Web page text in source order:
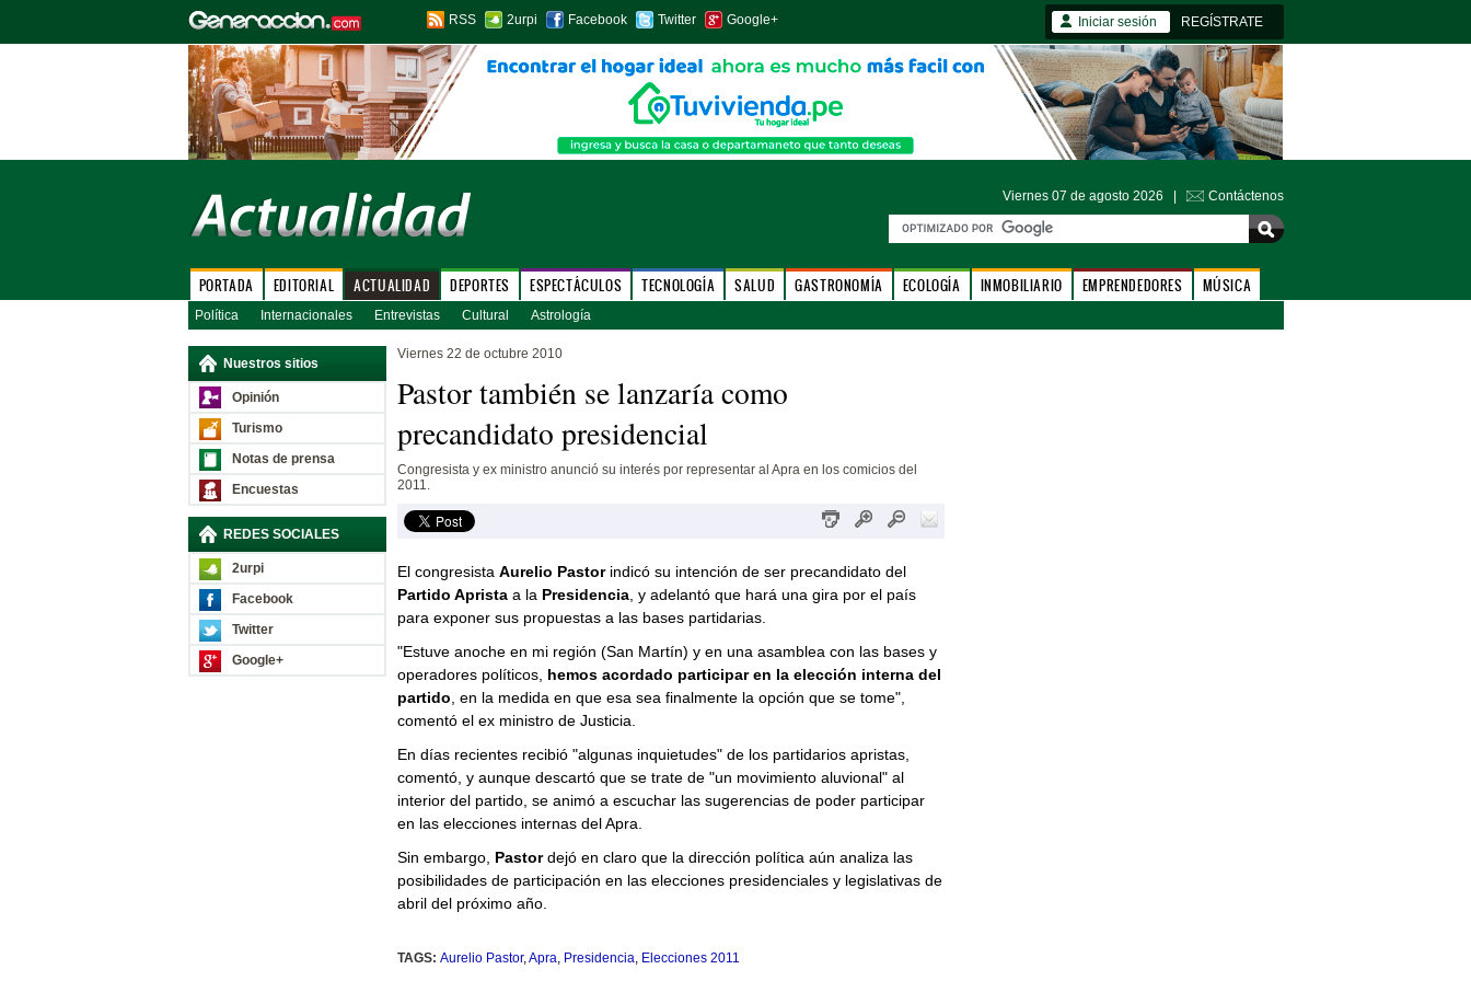
RSS 2urpi Facebook Twitter Google+ Iniciar sesión REGÍSTRATE
Viernes 07 de agosto 2026 | Contáctenos
PORTADA EDITORIAL ACTUALIDAD DEPORTES ESPECTÁCULOS TECNOLOGÍA SALUD GASTRONOMÍA ECOLOGÍA INMOBILIARIO EMPRENDEDORES MÚSICA
Política Internacionales Entrevistas Cultural Astrología
Nuestros sitios
Opinión
Turismo
Notas de prensa
Encuestas
REDES SOCIALES
2urpi
Facebook
Twitter
Google+
Viernes 22 de octubre 2010
Pastor también se lanzaría como
precandidato presidencial
Congresista y ex ministro anunció su interés por representar al Apra en los comicios del
2011.
El congresista Aurelio Pastorindicó su intención de ser precandidato del
Partido Apristaa la Presidencia, y adelantó que hará una gira por el país
para exponer sus propuestas a las bases partidarias.
"Estuve anoche en mi región (San Martín) y en una asamblea con las bases y
operadores políticos, hemos acordado participar en la elección interna del
partido , en la medida en que esa sea finalmente la opción que se tome",
comentó el ex ministro de Justicia.
En días recientes recibió "algunas inquietudes" de los partidarios apristas,
comentó, y aunque descartó que se trate de "un movimiento aluvional" al
interior del partido, se animó a escuchar las sugerencias de poder participar
en las elecciones internas del Apra.
Sin embargo, Pastordejó en claro que la dirección política aún analiza las
posibilidades de participación en las elecciones presidenciales y legislativas de
abril del próximo año.
TAGS: Aurelio Pastor,Apra, Presidencia, Elecciones 2011